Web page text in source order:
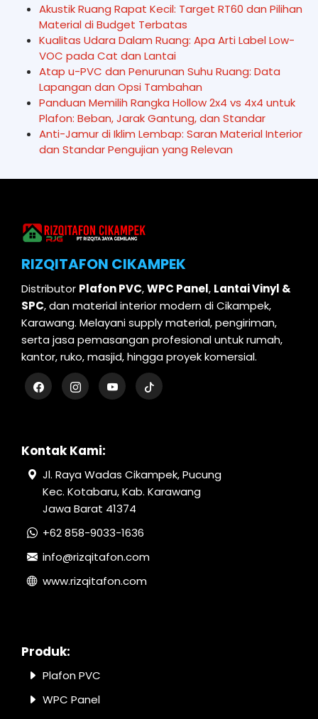
Akustik Ruang Rapat Kecil: Target RT60 dan Pilihan
Material di Budget Terbatas
Kualitas Udara Dalam Ruang: Apa Arti Label Low-
VOC pada Cat dan Lantai
Atap u-PVC dan Penurunan Suhu Ruang: Data
Lapangan dan Opsi Tambahan
Panduan Memilih Rangka Hollow 2x4 vs 4x4 untuk
Plafon: Beban, Jarak Gantung, dan Standar
Anti-Jamur di Iklim Lembap: Saran Material Interior
dan Standar Pengujian yang Relevan
RIZQITAFON CIKAMPEK
Distributor Plafon PVC,WPC Panel, Lantai Vinyl &
SPC, dan material interior modern di Cikampek,
Karawang. Melayani supply material, pengiriman,
serta jasa pemasangan profesional untuk rumah,
kantor, ruko, masjid, hingga proyek komersial.
Kontak Kami:
Jl. Raya Wadas Cikampek, Pucung
Kec. Kotabaru, Kab. Karawang
Jawa Barat 41374
+62 858-9033-1636
info@rizqitafon.com
www.rizqitafon.com
Produk:
Plafon PVC
WPC Panel